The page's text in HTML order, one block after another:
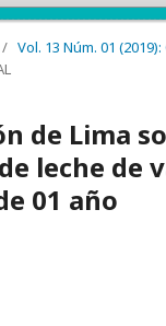
/ Vol. 13 Núm. 01 (2019):
de Lima
leche de
01 año